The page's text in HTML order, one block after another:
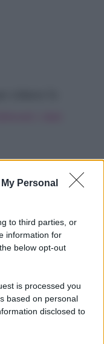
Personal
to third parties, or
information for
below opt-out
is processed you
based on personal
disclosed to
(MI)